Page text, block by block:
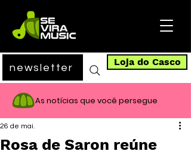
newsletter Loja do Casco
As notícias que você persegue
Rosa de Saron reúne
26 de mai.